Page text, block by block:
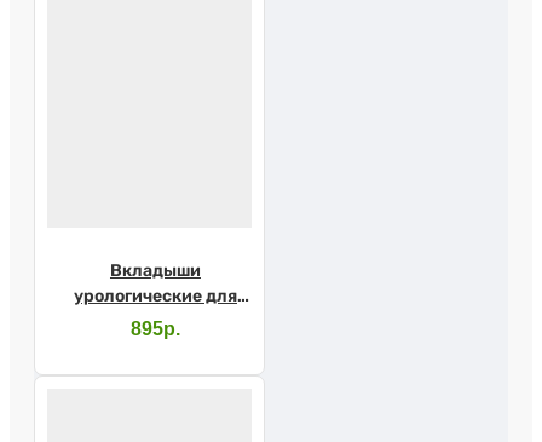
Вкладыши
урологические для
мужчин SENI MAN
895р.